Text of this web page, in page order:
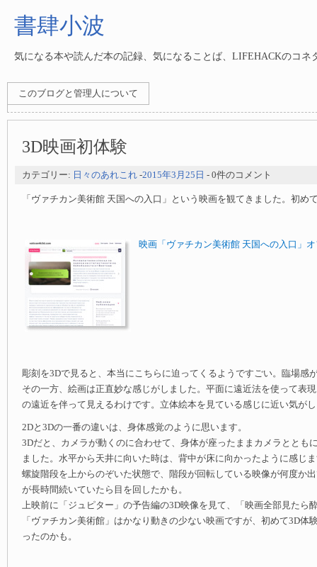
書肆小波
気になる本や読んだ本の記録、気になることば、LIFEHACKのコネ
このブログと管理人について
3D映画初体験
カテゴリー: 日々のあれこれ -2015年3月25日 - 0件のコメント
「ヴァチカン美術館 天国への入口」という映画を観てきました。初め
映画「ヴァチカン美術館 天国への入口」
彫刻を3Dで見ると、本当にこちらに迫ってくるようですごい。臨場感
その一方、絵画は正直妙な感じがしました。平面に遠近法を使って表
の遠近を伴って見えるわけです。立体絵本を見ている感じに近い気が
2Dと3Dの一番の違いは、身体感覚のように思います。
3Dだと、カメラが動くのに合わせて、身体が座ったままカメラととも
ました。水平から天井に向いた時は、背中が床に向かったように感じ
螺旋階段を上からのぞいた状態で、階段が回転している映像が何度か
が長時間続いていたら目を回したかも。
上映前に「ジュピター」の予告編の3D映像を見て、「映画全部見たら
「ヴァチカン美術館」はかなり動きの少ない映画ですが、初めて3D体
ったのかも。